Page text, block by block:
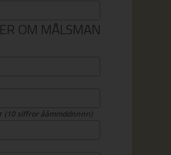
OM MÅLSMAN
(10 siffror ååmmddnnnn)